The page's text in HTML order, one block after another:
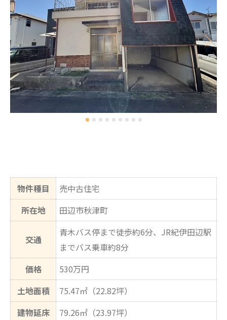
物件種目
売中古住宅
所在地
田辺市秋津町
交通
青木バス停まで徒歩約6分、JR紀伊田辺駅
までバス乗車約8分
価格
530万円
土地面積
75.47㎡（22.82坪）
建物延床
79.26㎡（23.97坪）